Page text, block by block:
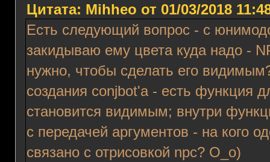
Цитата: Mihheo от 01/03/2018
Есть следующий вопрос - с
закидываю ему цвета куда надо -
нужно, чтобы сделать его
создания conjbot'а - есть функция
становится видимым; внутри
с передачей аргументов - на кого
связано с отрисовкой npc? О_о)